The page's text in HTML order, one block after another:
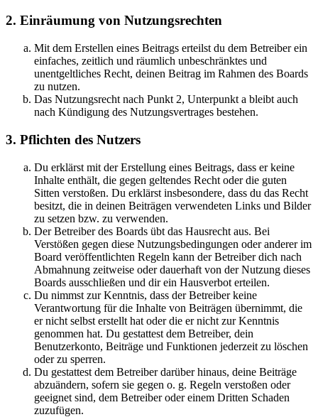
2. Einräumung von Nutzungsrechten
Mit dem Erstellen eines Beitrags erteilst du dem Betreiber ein
einfaches, zeitlich und räumlich unbeschränktes und
unentgeltliches Recht, deinen Beitrag im Rahmen des Boards
zu nutzen.
Das Nutzungsrecht nach Punkt 2, Unterpunkt a bleibt auch
nach Kündigung des Nutzungsvertrages bestehen.
3. Pflichten des Nutzers
Du erklärst mit der Erstellung eines Beitrags, dass er keine
Inhalte enthält, die gegen geltendes Recht oder die guten
Sitten verstoßen. Du erklärst insbesondere, dass du das Recht
besitzt, die in deinen Beiträgen verwendeten Links und Bilder
zu setzen bzw. zu verwenden.
Der Betreiber des Boards übt das Hausrecht aus. Bei
Verstößen gegen diese Nutzungsbedingungen oder anderer im
Board veröffentlichten Regeln kann der Betreiber dich nach
Abmahnung zeitweise oder dauerhaft von der Nutzung dieses
Boards ausschließen und dir ein Hausverbot erteilen.
Du nimmst zur Kenntnis, dass der Betreiber keine
Verantwortung für die Inhalte von Beiträgen übernimmt, die
er nicht selbst erstellt hat oder die er nicht zur Kenntnis
genommen hat. Du gestattest dem Betreiber, dein
Benutzerkonto, Beiträge und Funktionen jederzeit zu löschen
oder zu sperren.
Du gestattest dem Betreiber darüber hinaus, deine Beiträge
abzuändern, sofern sie gegen o. g. Regeln verstoßen oder
geeignet sind, dem Betreiber oder einem Dritten Schaden
zuzufügen.